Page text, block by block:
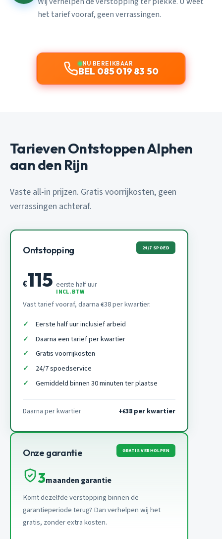
het tarief vooraf, geen verrassingen.
NU BEREIKBAAR
BEL 085 019 83 50
Tarieven Ontstoppen Alphen
aan den Rijn
Vaste all-in prijzen. Gratis voorrijkosten, geen
verrassingen achteraf.
Ontstopping 24/7 SPOED
€115 eerste half uur
INCL. BTW
Vast tarief vooraf, daarna €38 per kwartier.
Eerste half uur inclusief arbeid
Daarna een tarief per kwartier
Gratis voorrijkosten
24/7 spoedservice
Gemiddeld binnen 30 minuten ter plaatse
Daarna per kwartier +€38 per kwartier
Onze garantie GRATIS VERHOLPEN
3maanden garantie
Komt dezelfde verstopping binnen de
garantieperiode terug? Dan verhelpen wij het
gratis, zonder extra kosten.